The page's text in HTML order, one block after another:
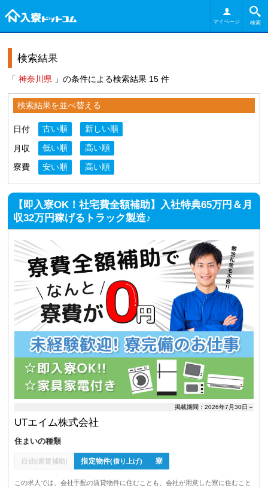
検索
マイページ
検索結果
「 神奈川県 」の条件による検索結果 15 件
検索結果を並べ替える
日付 古い順
新しい順
月収
低い順
高い順
寮費
安い順 高い順
【即入寮OK！社宅費全額補助】入社特典65万円＆月
収32万円稼げるトラック製造♪
掲載期間：2026年7月30日～
UTエイム株式会社
住まいの種類
自由(家賃補助) 指定物件(借り上げ) 寮
この求人では、会社手配の賃貸物件に住むことも、会社が用意した寮に住むこと